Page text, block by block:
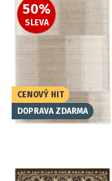
50%
SLEVA
CENOVÝ HIT
DOPRAVA ZDARMA